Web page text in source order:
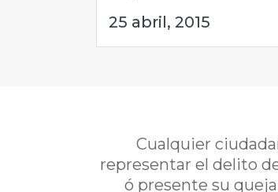
25 abril, 2015
Cualquier
representar el delito
ó presente su